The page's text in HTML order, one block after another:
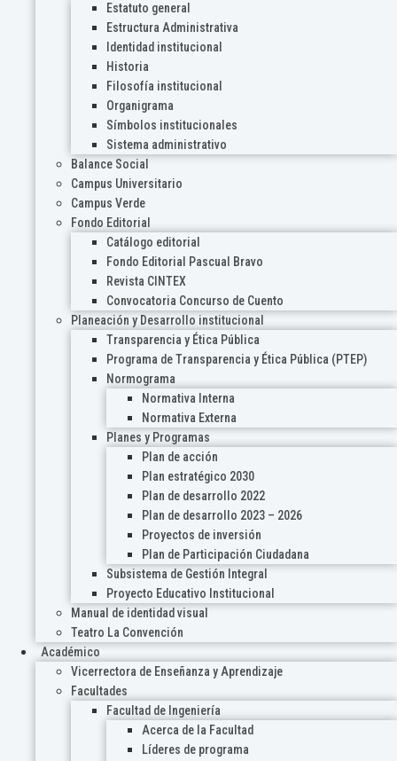
Estatuto general
Estructura Administrativa
Identidad institucional
Historia
Filosofía institucional
Organigrama
Símbolos institucionales
Sistema administrativo
Balance Social
Campus Universitario
Campus Verde
Fondo Editorial
Catálogo editorial
Fondo Editorial Pascual Bravo
Revista CINTEX
Convocatoria Concurso de Cuento
Planeación y Desarrollo institucional
Transparencia y Ética Pública
Programa de Transparencia y Ética Pública (PTEP)
Normograma
Normativa Interna
Normativa Externa
Planes y Programas
Plan de acción
Plan estratégico 2030
Plan de desarrollo 2022
Plan de desarrollo 2023 – 2026
Proyectos de inversión
Plan de Participación Ciudadana
Subsistema de Gestión Integral
Proyecto Educativo Institucional
Manual de identidad visual
Teatro La Convención
Académico
Vicerrectora de Enseñanza y Aprendizaje
Facultades
Facultad de Ingeniería
Acerca de la Facultad
Líderes de programa